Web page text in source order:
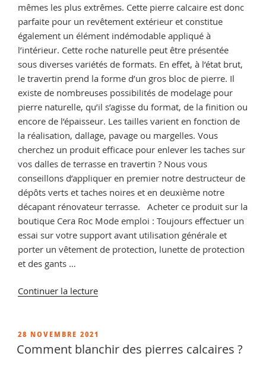
mêmes les plus extrêmes. Cette pierre calcaire est donc
parfaite pour un revêtement extérieur et constitue
également un élément indémodable appliqué à
l’intérieur. Cette roche naturelle peut être présentée
sous diverses variétés de formats. En effet, à l’état brut,
le travertin prend la forme d’un gros bloc de pierre. Il
existe de nombreuses possibilités de modelage pour
pierre naturelle, qu’il s’agisse du format, de la finition ou
encore de l’épaisseur. Les tailles varient en fonction de
la réalisation, dallage, pavage ou margelles. Vous
cherchez un produit efficace pour enlever les taches sur
vos dalles de terrasse en travertin ? Nous vous
conseillons d’appliquer en premier notre destructeur de
dépôts verts et taches noires et en deuxième notre
décapant rénovateur terrasse. Acheter ce produit sur la
boutique Cera Roc Mode emploi : Toujours effectuer un
essai sur votre support avant utilisation générale et
porter un vêtement de protection, lunette de protection
et des gants …
Continuer la lecturede
calcaire
PUBLIÉ
LE
28 NOVEMBRE 2021
Comment blanchir des pierres calcaires ?